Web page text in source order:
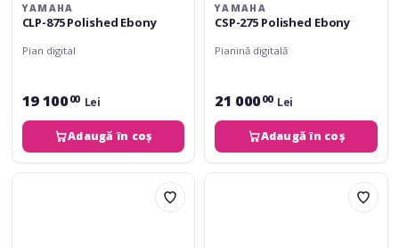
YAMAHA
CLP-875 Polished Ebony
Pian digital
19 10000 Lei
Adaugă în coș
YAMAHA
CSP-275 Polished Ebony
Pianină digitală
21 00000 Lei
Adaugă în coș
Yamaha
Yamaha